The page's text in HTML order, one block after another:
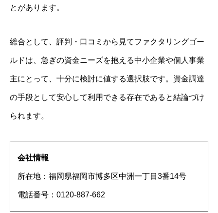
とがあります。
総合として、評判・口コミから見てファクタリングゴー
ルドは、急ぎの資金ニーズを抱える中小企業や個人事業
主にとって、十分に検討に値する選択肢です。資金調達
の手段として安心して利用できる存在であると結論づけ
られます。
会社情報
所在地：福岡県福岡市博多区中洲一丁目3番14号
電話番号：0120-887-662